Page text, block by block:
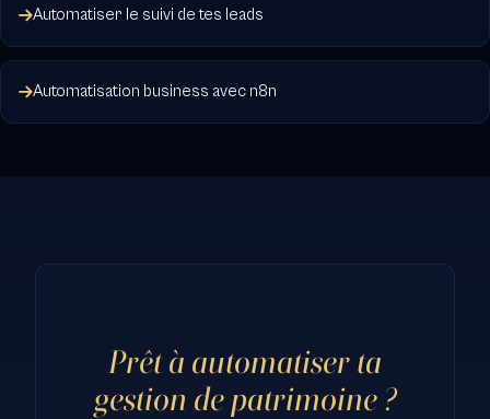
Automatiser le suivi de tes leads
Automatisation business avec n8n
Prêt à automatiser ta
gestion de patrimoine ?